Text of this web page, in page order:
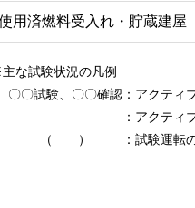
用済燃料受入れ・貯蔵建屋
な試験状況の凡例
〇〇試験、〇〇確認 ：アクティ
―
：アクティ
（ ）
：試験運転